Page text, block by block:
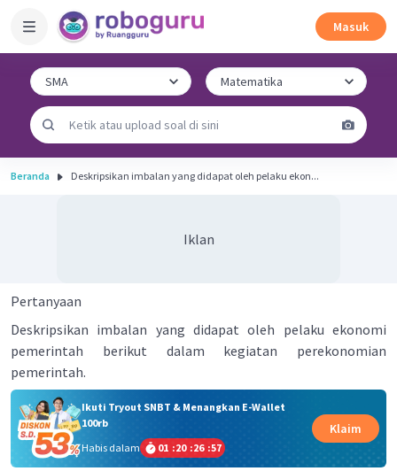
Masuk
Beranda Deskripsikan imbalan yang didapat oleh pelaku ekon...
Iklan
Pertanyaan
Deskripsikan imbalan yang didapat oleh pelaku ekonomi
pemerintah berikut dalam kegiatan perekonomian
pemerintah.
Ikuti Tryout SNBT & Menangkan E-Wallet
100rb
Habis dalam
01 :20 :26 :57
Klaim